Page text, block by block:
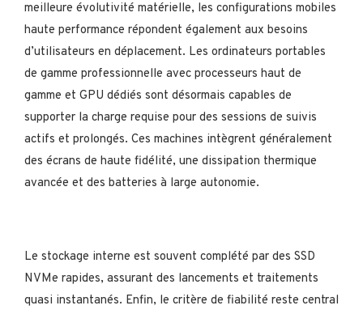
meilleure évolutivité matérielle, les configurations mobiles
haute performance répondent également aux besoins
d’utilisateurs en déplacement. Les ordinateurs portables
de gamme professionnelle avec processeurs haut de
gamme et GPU dédiés sont désormais capables de
supporter la charge requise pour des sessions de suivis
actifs et prolongés. Ces machines intègrent généralement
des écrans de haute fidélité, une dissipation thermique
avancée et des batteries à large autonomie.
Le stockage interne est souvent complété par des SSD
NVMe rapides, assurant des lancements et traitements
quasi instantanés. Enfin, le critère de fiabilité reste central